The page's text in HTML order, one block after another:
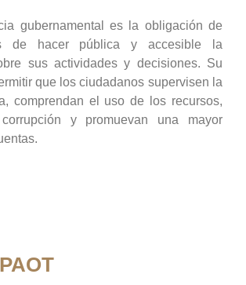
gubernamental es la obligación de
de hacer pública y accesible la
sus actividades y decisiones. Su
que los ciudadanos supervisen la
comprendan el uso de los recursos,
y promuevan una mayor